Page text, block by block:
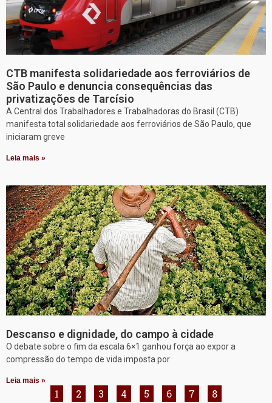
CTB manifesta solidariedade aos ferroviários de
São Paulo e denuncia consequências das
privatizações de Tarcísio
A Central dos Trabalhadores e Trabalhadoras do Brasil (CTB)
manifesta total solidariedade aos ferroviários de São Paulo, que
iniciaram greve
Leia mais »
Descanso e dignidade, do campo à cidade
O debate sobre o fim da escala 6×1 ganhou força ao expor a
compressão do tempo de vida imposta por
Leia mais »
1 2 3 4 5 6 7 8